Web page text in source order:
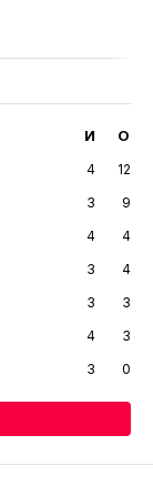
И О
4
12
3
9
4
4
3
4
3
3
4
3
3 0